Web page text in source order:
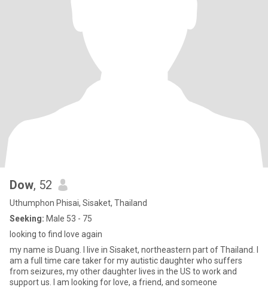
Dow, 52
Uthumphon Phisai, Sisaket, Thailand
Seeking: Male 53 - 75
looking to find love again
my name is Duang. I live in Sisaket, northeastern part of Thailand. I
am a full time care taker for my autistic daughter who suffers
from seizures, my other daughter lives in the US to work and
support us. I am looking for love, a friend, and someone